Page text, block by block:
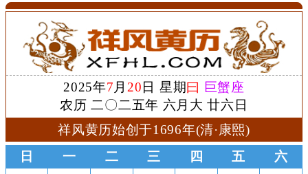
2025年7 月 20 日 星期曰 巨蟹座
农历 二〇二五年 六月大 廿六日
祥风黄历始创于1696年(清·康熙)
日
一 二 三 四 五 六